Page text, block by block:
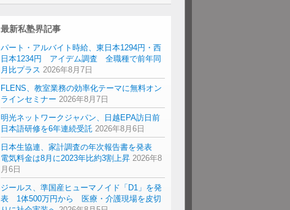
最新私塾界記事
パート・アルバイト時給、東日本1294円・西
日本1234円 アイデム調査 全職種で前年同
月比プラス 2026年8月7日
FLENS、教室業務の効率化テーマに無料オン
ラインセミナー 2026年8月7日
明光ネットワークジャパン、日越EPA訪日前
日本語研修を6年連続受託 2026年8月6日
日本生協連、家計調査の年次報告書を発表
電気料金は8月に2023年比約3割上昇 2026年8
月6日
ジールス、準国産ヒューマノイド「D1」を発
表 1体500万円から 医療・介護現場を皮切